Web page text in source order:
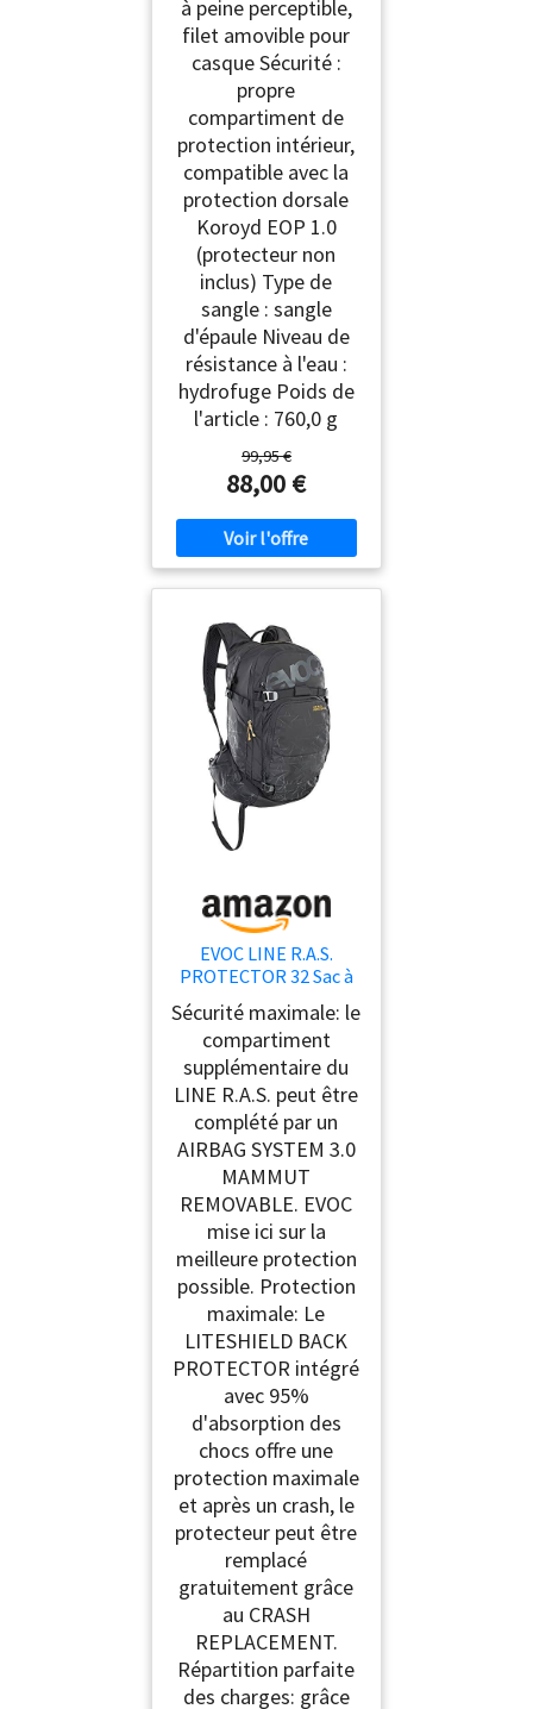
à peine perceptible,
filet amovible pour
casque Sécurité :
propre
compartiment de
protection intérieur,
compatible avec la
protection dorsale
Koroyd EOP 1.0
(protecteur non
inclus) Type de
sangle : sangle
d'épaule Niveau de
résistance à l'eau :
hydrofuge Poids de
l'article : 760,0 g
99,95 €
88,00 €
EVOC LINE R.A.S.
PROTECTOR 32 Sac à
dos airbag avalanche,
sac à dos pour le ski
(NEURALITE SYSTEM,
compartiment pour
poche d'hydratation
3l, PROTECTOR
CRASH REPLACEMENT,
taille: M/L), Noir
Sécurité maximale: le
compartiment
supplémentaire du
LINE R.A.S. peut être
complété par un
AIRBAG SYSTEM 3.0
MAMMUT
REMOVABLE. EVOC
mise ici sur la
meilleure protection
possible. Protection
maximale: Le
LITESHIELD BACK
PROTECTOR intégré
avec 95%
d'absorption des
chocs offre une
protection maximale
et après un crash, le
protecteur peut être
remplacé
gratuitement grâce
au CRASH
REPLACEMENT.
Répartition parfaite
des charges: grâce